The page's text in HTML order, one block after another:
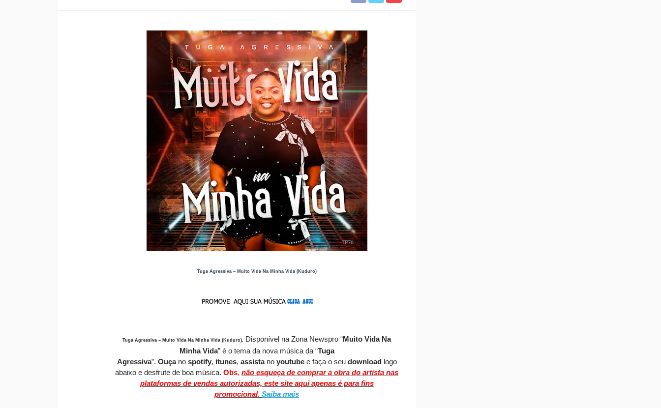
Tuga Agressiva – Muito Vida Na Minha Vida (Kuduro)
Tuga Agressiva – Muito Vida Na Minha Vida (Kuduro). Disponível na Zona Newspro “Muito Vida Na
Minha Vida” é o tema da nova música da “Tuga
Agressiva”. Ouçano spotify, itunes, assistano youtube e faça o seu downloadlogo
abaixo e desfrute de boa música. Obs, não esqueça de comprar a obra do artista nas
plataformas de vendas autorizadas, este site aqui apenas é para fins
promocional. Saiba mais